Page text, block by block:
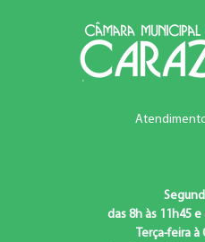
das 8h às 11h45 e
Terça-feira